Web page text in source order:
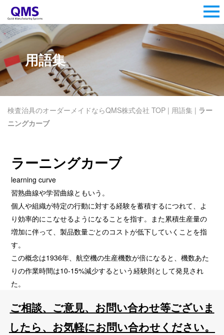
用語集
検査治具のオーダーメイドならQMS株式会社 TOP | 用語集 | ラー
ニングカーブ
ラーニングカーブ
learning curve
習熟曲線や学習曲線ともいう。
個人や組織が特定の行動に対する経験を蓄積するにつれて、よ
り効率的にこなせるようになることを指す。また累積生産量の
増加に伴って、製品数量ごとのコストが低下していくことを指
す。
この概念は1936年、航空機の生産機数が倍になると、機数あた
りの作業時間は10-15%減少するという経験則として発見され
た。
ご相談、ご意見、お問い合わせ等ございま
したら、お気軽にお問い合わせください。